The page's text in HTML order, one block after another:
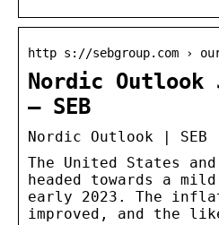
http s://sebgroup.com ›
Nordic Outlook
– SEB
Nordic Outlook | SEB
The United States
headed towards a
early 2023. The
improved, and the